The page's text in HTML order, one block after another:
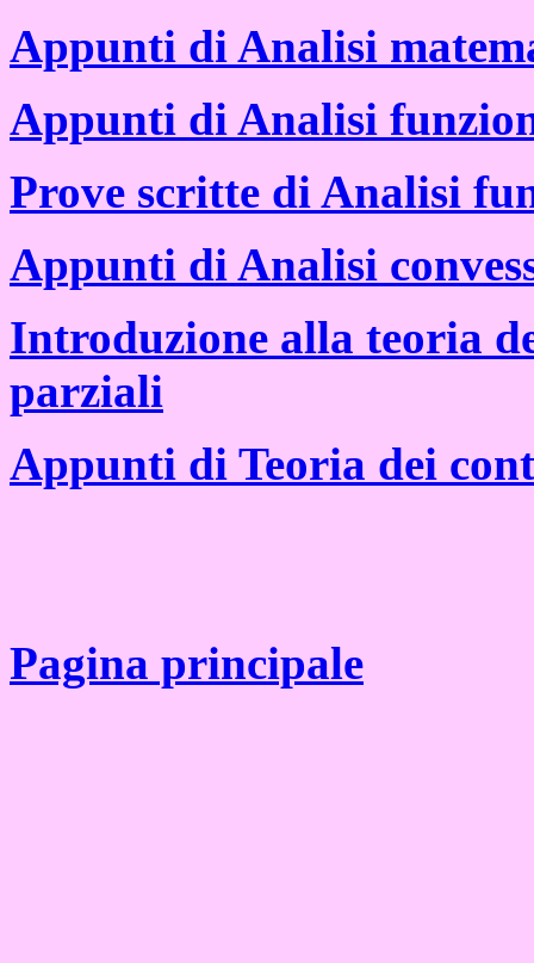
Appunti di Analisi
Appunti di Analisi
Prove scritte di Analisi
Appunti di Analisi
Introduzione alla teoria
parziali
Appunti di Teoria dei
Pagina principale